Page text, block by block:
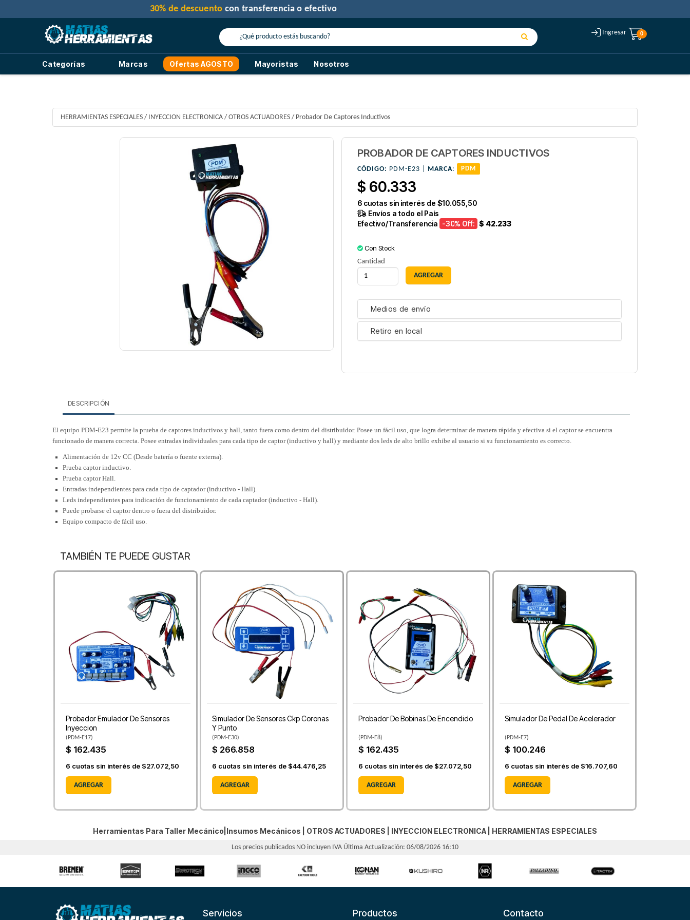
Ingresar 0
Categorías Marcas Ofertas AGOSTO Mayoristas Nosotros
30% de descuentocon transferencia o efectivo
HERRAMIENTAS ESPECIALES / INYECCION ELECTRONICA / OTROS ACTUADORES / Probador De Captores Inductivos
PROBADOR DE CAPTORES INDUCTIVOS
CÓDIGO: PDM-E23 | MARCA: PDM
$ 60.333
6cuotas sin interés de $10.055,50
Envíos a todo el País
Efectivo/Transferencia -30% Off: $ 42.233
Con Stock
Cantidad
Medios de envío
Retiro en local
DESCRIPCIÓN
El equipo PDM-E23 permite la prueba de captores inductivos y hall, tanto fuera como dentro del distribuidor. Posee un fácil uso, que logra determinar de manera rápida y efectiva si el captor se encuentra
funcionado de manera correcta. Posee entradas individuales para cada tipo de captor (inductivo y hall) y mediante dos leds de alto brillo exhibe al usuario si su funcionamiento es correcto.
Alimentación de 12v CC (Desde batería o fuente externa).
Prueba captor inductivo.
Prueba captor Hall.
Entradas independientes para cada tipo de captador (inductivo - Hall).
Leds independientes para indicación de funcionamiento de cada captador (inductivo - Hall).
Puede probarse el captor dentro o fuera del distribuidor.
Equipo compacto de fácil uso.
TAMBIÉN TE PUEDE GUSTAR
Probador Emulador De Sensores
Inyeccion
( PDM-E17)
$ 162.435
6 cuotas sin interés de $27.072,50
AGREGAR
Simulador De Sensores Ckp Coronas
Y Punto
( PDM-E30)
$ 266.858
6 cuotas sin interés de $44.476,25
AGREGAR
Probador De Bobinas De Encendido
( PDM-E8)
$ 162.435
6 cuotas sin interés de $27.072,50
AGREGAR
Simulador De Pedal De Acelerador
( PDM-E7)
$ 100.246
6 cuotas sin interés de $16.707,60
AGREGAR
Herramientas Para Taller Mecánico|Insumos Mecánicos | OTROS ACTUADORES INYECCION ELECTRONICA HERRAMIENTAS ESPECIALES
Los precios publicados NO incluyen IVA Última Actualización: 06/08/2026 16:10
Servicios Productos Contacto